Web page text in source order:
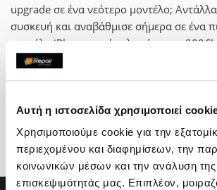
Αυτή η ιστοσελίδα χρησιμοποιεί
Χρησιμοποιούμε cookie για την
περιεχομένου και διαφημίσεων, την
κοινωνικών μέσων και την ανάλυση της
επισκεψιμότητάς μας. Επιπλέον,
upgrade σε ένα νεότερο μοντέλο;
συσκευή και αναβάθμισε σήμερα σε ένα
μοντέλο iPhone, με όφελος έως και 900€!
Ανακάλυψε κορυφαίας ποιότητας certified
έξυπνη αναβάθμιση!
Upgrade με second go